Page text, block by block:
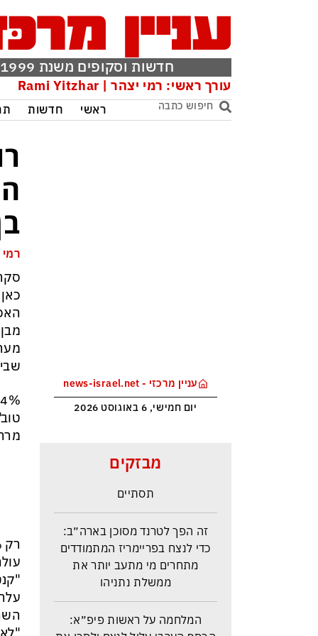
חדשות וסקופים משנת 1999
עורך ראשי: רמי יצהר | Rami Yitzhar
ראשי חדשות
עניין מרכזי - news-israel.net
יום חמישי, 6 באוגוסט 2026
מבזקים
אם טראמפ יאשר המלחמה
כדי לנצח בפריימריז המתמודדים
מתחרים מי מתעב יותר את
ממשלת נתניהו
הכסף הערבי עלול לנצח ולסכן את